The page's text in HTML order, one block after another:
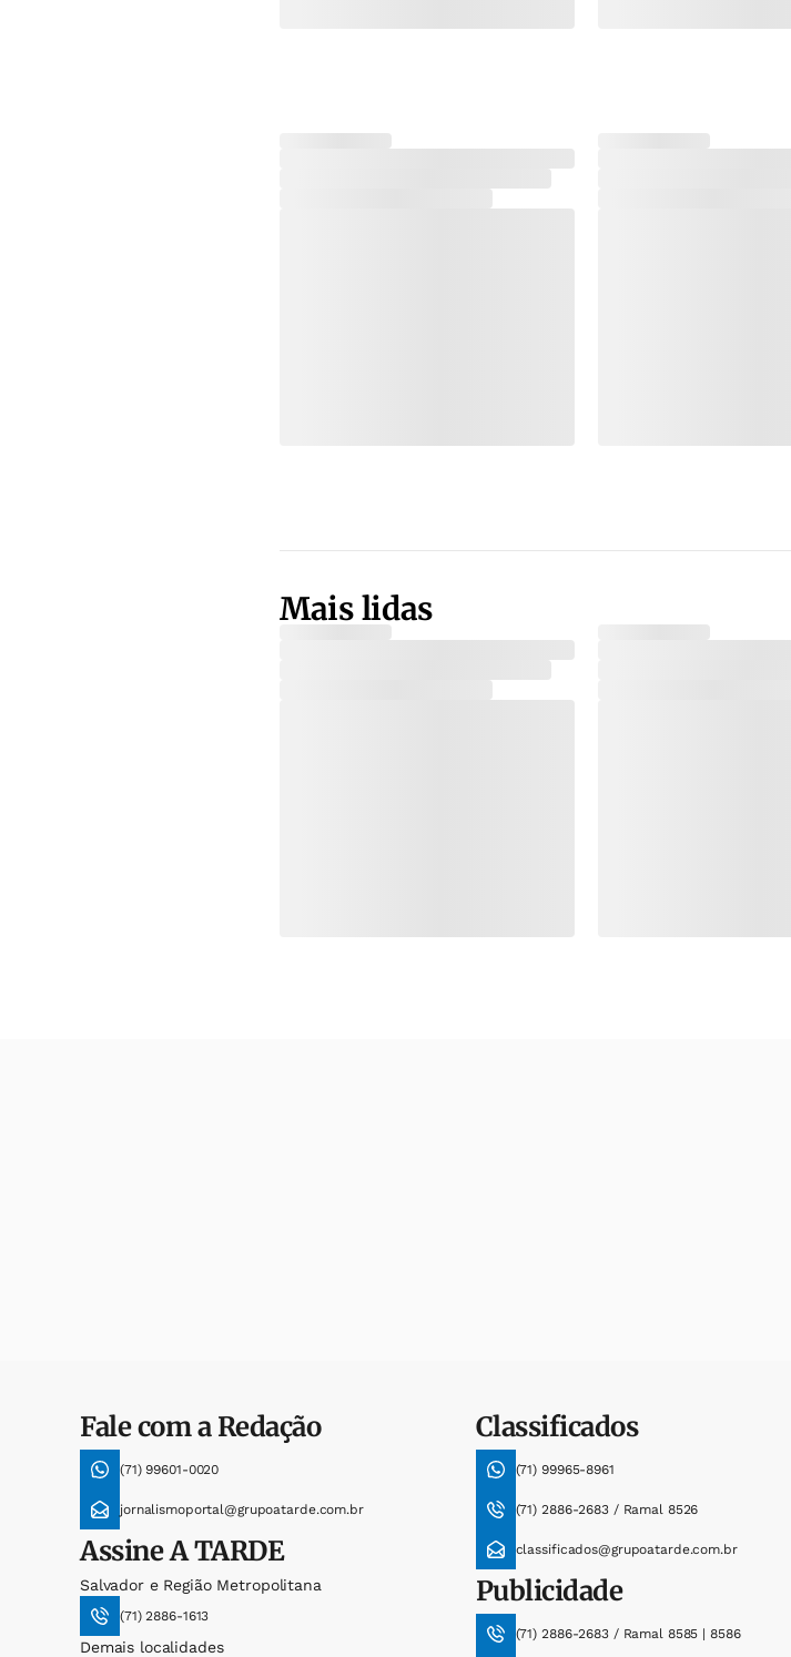
Mais lidas
Fale com a Redação
(71) 99601-0020
jornalismoportal@grupoatarde.com.br
AssineA TARDE
Salvador e Região Metropolitana
(71) 2886-1613
Demais localidades
Classificados
(71) 99965-8961
(71) 2886-2683 / Ramal 8526
classificados@grupoatarde.com.br
Publicidade
(71) 2886-2683 / Ramal 8585 | 8586